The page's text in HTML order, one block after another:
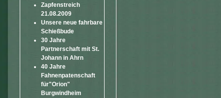
Zapfenstreich
21.08.2009
Unsere neue fahrbare
Schießbude
30 Jahre
Partnerschaft mit St.
Johann in Ahrn
40 Jahre
Fahnenpatenschaft
für"Orion"
Burgwindheim